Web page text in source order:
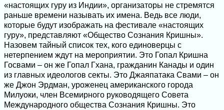
«настоящих гуру из Индии», организаторы не стремятся
раньше времени называть их имена. Ведь все люди,
которые будут изображать на фестивале «настоящих
гуру», представляют «Общество Сознания Кришны».
Назовем тайный список тех, кого единоверцы с
нетерпением ждут на мероприятии. Это Гопал Кришна
Госвами – он же Гопал Гхана, гражданин Канады и один
из главных идеологов секты. Это Джаяпатака Свами – он
же Джон Эрдман, уроженец американского города
Милуоки, член Всемирного руководящего Совета
Международного общества Сознания Кришны. Это